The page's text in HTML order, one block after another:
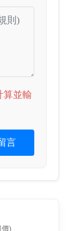
算並輸
言
價)